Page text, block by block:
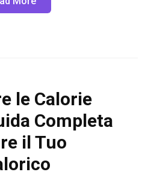
le Calorie
Completa
il Tuo